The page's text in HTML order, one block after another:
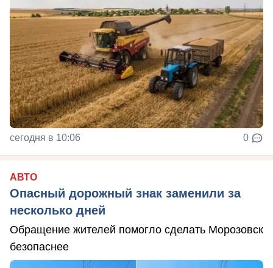
сегодня в 10:06 0
АВТО
Опасный дорожный знак заменили за
несколько дней
Обращение жителей помогло сделать Морозовск
безопаснее